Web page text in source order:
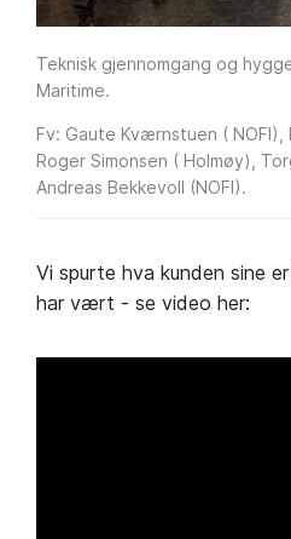
Teknisk gjennomgang og
Maritime.
Fv: Gaute Kværnstuen ( NOFI),
Roger Simonsen ( Holmøy),
Andreas Bekkevoll (NOFI).
Vi spurte hva kunden sine
har vært - se video her: